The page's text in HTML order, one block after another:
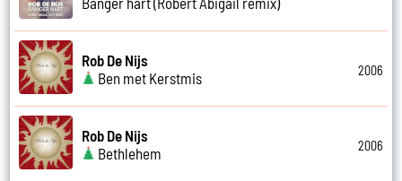
Rob De Nijs
Ben met Kerstmis
2006
Rob De Nijs
Bethlehem
2006